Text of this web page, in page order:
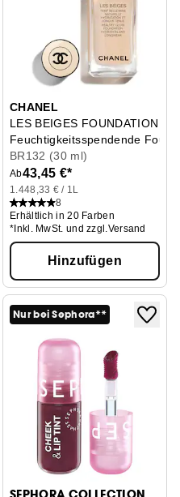
CHANEL
LES BEIGES FOUNDATION
Feuchtigkeitsspendende
BR132 (30 ml)
Ab43,45 €*
1.448,33 € / 1L
8
Erhältlich in 20 Farben
*Inkl. MwSt. und zzgl.Versand
Hinzufügen
Nur bei Sephora**